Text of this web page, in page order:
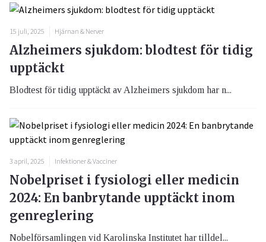
15 juli, 2025 Hjärnan & Nerver
Alzheimers sjukdom: blodtest för tidig
upptäckt
Blodtest för tidig upptäckt av Alzheimers sjukdom har n...
3 april, 2025 Infektioner & Vacciner
Nobelpriset i fysiologi eller medicin
2024: En banbrytande upptäckt inom
genreglering
Nobelförsamlingen vid Karolinska Institutet har tilldel...